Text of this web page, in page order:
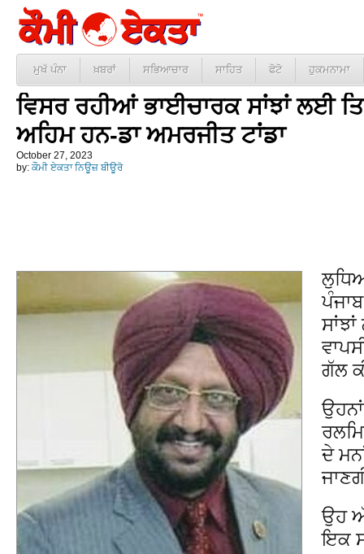
ਮੁਖੱ ਪੰਨਾ ਖ਼ਬਰਾਂ ਸਭਿਆਚਾਰ ਸਾਹਿਤ ਫੋਟੋ ਹੁਕਮਨਾਮਾ
ਵਿਸਰ ਰਹੀਆਂ ਭਾਈਚਾਰਕ ਸਾਂਝਾਂ ਲਈ
ਅਹਿਮ ਹਨ-ਡਾ ਅਮਰਜੀਤ ਟਾਂਡਾ
October 27, 2023
by: ਕੌਮੀ ਏਕਤਾ ਨਿਊਜ਼ ਬੀਊਰੋ
ਗੱਲ
ਦੇ
ਉਹ
ਇਕ